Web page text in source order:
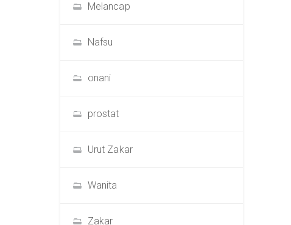
Melancap
Nafsu
onani
prostat
Urut Zakar
Wanita
Zakar